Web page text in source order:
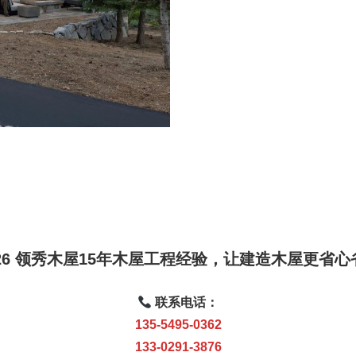
领秀木屋15年木屋工程经验，让建造木屋更省心
联系电话：
135-5495-0362
133-0291-3876